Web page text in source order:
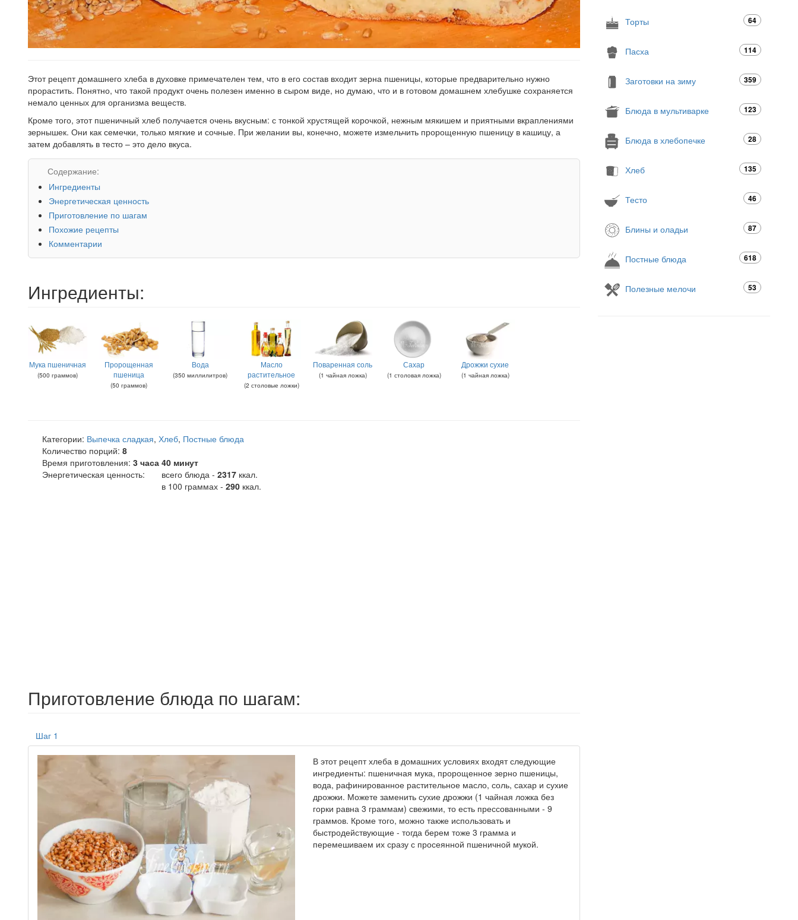
Этот рецепт домашнего хлеба в духовке примечателен тем, что в его состав входит зерна пшеницы, которые предварительно нужно
прорастить. Понятно, что такой продукт очень полезен именно в сыром виде, но думаю, что и в готовом домашнем хлебушке сохраняется
немало ценных для организма веществ.
Кроме того, этот пшеничный хлеб получается очень вкусным: с тонкой хрустящей корочкой, нежным мякишем и приятными вкраплениями
зернышек. Они как семечки, только мягкие и сочные. При желании вы, конечно, можете измельчить пророщенную пшеницу в кашицу, а
затем добавлять в тесто – это дело вкуса.
Содержание:
Ингредиенты
Энергетическая ценность
Приготовление по шагам
Похожие рецепты
Комментарии
Ингредиенты:
Мука пшеничная
(500 граммов)
Пророщенная
пшеница
(50 граммов)
Вода
(350 миллилитров)
Масло
растительное
(2 столовые ложки)
Поваренная соль
(1 чайная ложка)
Сахар
(1 столовая ложка)
Дрожжи сухие
(1 чайная ложка)
Категории: Выпечка сладкая, Хлеб, Постные блюда
Количество порций: 8
Время приготовления: 3 часа 40 минут
Энергетическая ценность:
всего блюда - 2317 ккал.
в 100 граммах - 290 ккал.
Приготовление блюда по шагам:
Шаг 1
В этот рецепт хлеба в домашних условиях входят следующие
ингредиенты: пшеничная мука, пророщенное зерно пшеницы,
вода, рафинированное растительное масло, соль, сахар и сухие
дрожжи. Можете заменить сухие дрожжи (1 чайная ложка без
горки равна 3 граммам) свежими, то есть прессованными - 9
граммов. Кроме того, можно также использовать и
быстродействующие - тогда берем тоже 3 грамма и
перемешиваем их сразу с просеянной пшеничной мукой.
Торты 64
Пасха 114
Заготовки на зиму 359
Блюда в мультиварке 123
Блюда в хлебопечке 28
Хлеб 135
Тесто 46
Блины и оладьи 87
Постные блюда 618
Полезные мелочи 53